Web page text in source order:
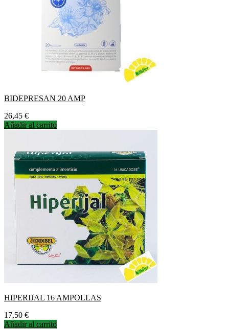
BIDEPRESAN 20 AMP
Precio
26,45 €
Añadir al carrito
HIPERIJAL 16 AMPOLLAS
Precio
17,50 €
Añadir al carrito